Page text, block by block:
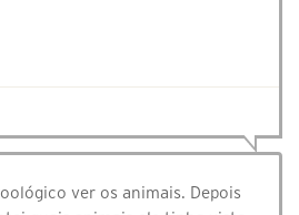
ver os animais. Depois